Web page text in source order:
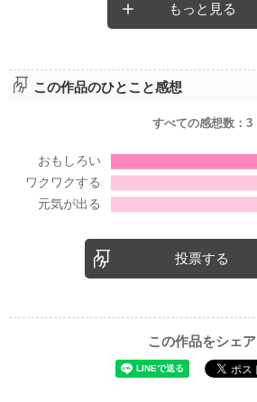
もっと見る
この作品のひとこと感想
すべての感想数： 3
投票する
この作品をシェア